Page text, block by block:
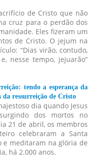
de Cristo que não
cruz para o perdão dos
Eles fizeram um
de Cristo. O jejum na
“Dias virão, contudo,
nesse tempo, jejuarão”
tendo a esperança da
da ressurreição de Cristo
dia quando Jesus
dos mortos no
21 de abril, os membros
celebraram a Santa
e meditaram na glória de
há 2.000 anos.